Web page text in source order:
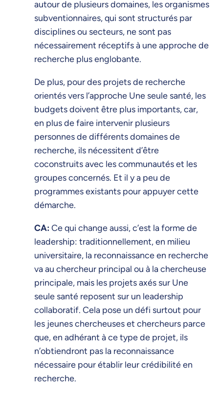
autour de plusieurs domaines, les organismes
subventionnaires, qui sont structurés par
disciplines ou secteurs, ne sont pas
nécessairement réceptifs à une approche de
recherche plus englobante.
De plus, pour des projets de recherche
orientés vers l’approche Une seule santé, les
budgets doivent être plus importants, car,
en plus de faire intervenir plusieurs
personnes de différents domaines de
recherche, ils nécessitent d’être
coconstruits avec les communautés et les
groupes concernés. Et il y a peu de
programmes existants pour appuyer cette
démarche.
CA:Ce qui change aussi, c’est la forme de
leadership: traditionnellement, en milieu
universitaire, la reconnaissance en recherche
va au chercheur principal ou à la chercheuse
principale, mais les projets axés sur Une
seule santé reposent sur un leadership
collaboratif. Cela pose un défi surtout pour
les jeunes chercheuses et chercheurs parce
que, en adhérant à ce type de projet, ils
n’obtiendront pas la reconnaissance
nécessaire pour établir leur crédibilité en
recherche.